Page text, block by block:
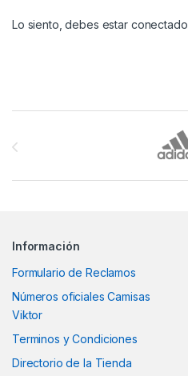
Lo siento, debes estar conectado
Información
Formulario de Reclamos
Números oficiales Camisas
Viktor
Terminos y Condiciones
Directorio de la Tienda